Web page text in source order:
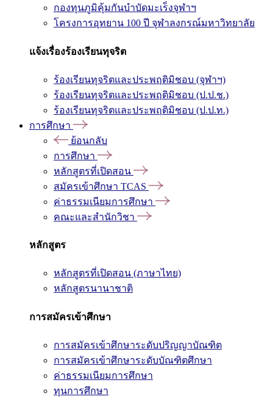
กองทุนภูมิคุ้มกันบำบัดมะเร็งจุฬาฯ
โครงการอุทยาน 100 ปี จุฬาลงกรณ์มหาวิทยาลัย
แจ้งเรื่องร้องเรียนทุจริต
ร้องเรียนทุจริตและประพฤติมิชอบ (จุฬาฯ)
ร้องเรียนทุจริตและประพฤติมิชอบ (ป.ป.ช.)
ร้องเรียนทุจริตและประพฤติมิชอบ (ป.ป.ท.)
การศึกษา
ย้อนกลับ
การศึกษา
หลักสูตรที่เปิดสอน
สมัครเข้าศึกษา TCAS
ค่าธรรมเนียมการศึกษา
คณะและสำนักวิชา
หลักสูตร
หลักสูตรที่เปิดสอน (ภาษาไทย)
หลักสูตรนานาชาติ
การสมัครเข้าศึกษา
การสมัครเข้าศึกษาระดับปริญญาบัณฑิต
การสมัครเข้าศึกษาระดับบัณฑิตศึกษา
ค่าธรรมเนียมการศึกษา
ทุนการศึกษา